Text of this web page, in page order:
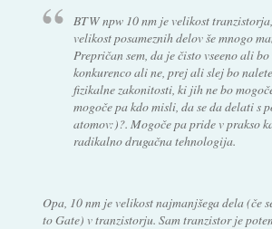
BTW npw 10 nm je velikost
velikost posameznih delov še mnogo
Prepričan sem, da je čisto vseeno ali
konkurenco ali ne, prej ali slej bo
fizikalne zakonitosti, ki jih ne bo
mogoče pa kdo misli, da se da delati s
atomov:)?. Mogoče pa pride v prakso
radikalno drugačna tehnologija.
Opa, 10 nm je velikost najmanjšega dela (če
to Gate) v tranzistorju. Sam tranzistor je